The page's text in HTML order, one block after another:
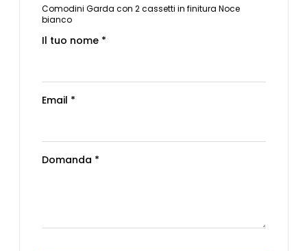
Comodini Garda con 2 cassetti in finitura Noce
bianco
Il tuo nome *
Email *
Domanda *